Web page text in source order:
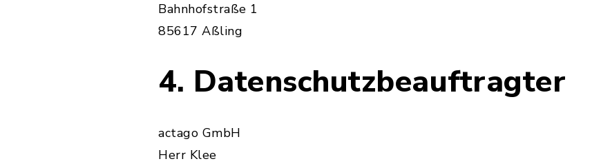
Bahnhofstraße 1
85617 Aßling
4. Datenschutzbeauftragter
actago GmbH
Herr Klee